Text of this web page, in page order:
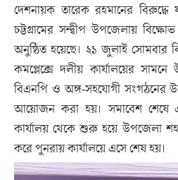
দেশনায়ক তারেক রহমানের বিরুদ্ধে
চট্টগ্রামের সন্দ্বীপ উপজেলায়
অনুষ্ঠিত হয়েছে। ২১ জুলাই সোমবার
কমপ্লেক্সে দলীয় কার্যালয়ের
বিএনপি ও অঙ্গ-সহযোগী সংগঠনের
আয়োজন করা হয়। সমাবেশ শেষে
কার্যালয় থেকে শুরু হয়ে উপজেলা
করে পুনরায় কার্যালয়ে এসে শেষ হয়।